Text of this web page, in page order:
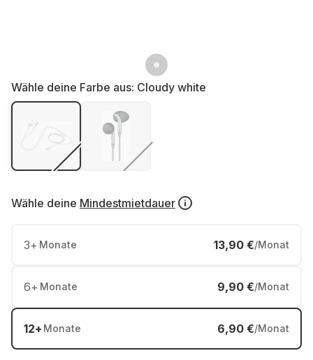
Wähle deine Farbe aus: Cloudy white
Wähle deine Mindestmietdauer
3+ Monate 13,90 €/Monat
6+ Monate 9,90 €/Monat
12+ Monate 6,90 €/Monat